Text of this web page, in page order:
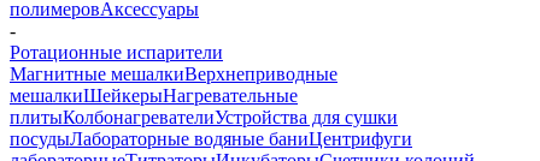
полимеровАксессуары
-
Ротационные испарители
Магнитные мешалкиВерхнеприводные
мешалкиШейкерыНагревательные
плитыКолбонагревателиУстройства для сушки
посудыЛабораторные водяные баниЦентрифуги